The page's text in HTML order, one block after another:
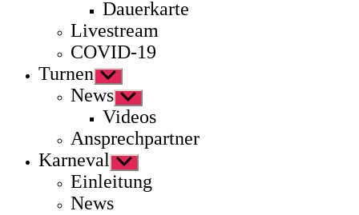
Dauerkarte
Livestream
COVID-19
Turnen Untermenü
anzeigen
News Untermenü
anzeigen
Videos
Ansprechpartner
Karneval
Untermenü
anzeigen
Einleitung
News